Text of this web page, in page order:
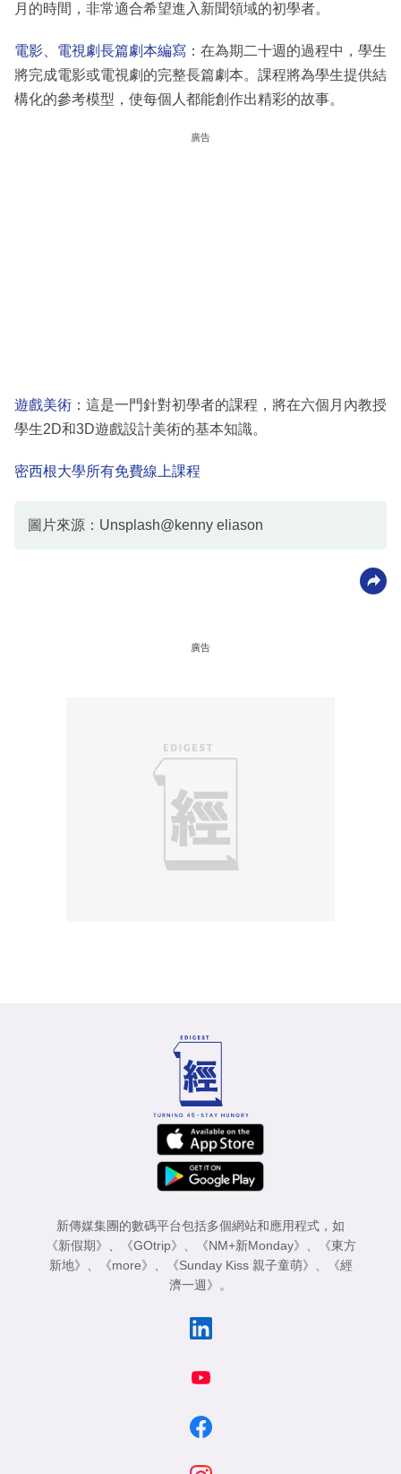
月的時間，非常適合希望進入新聞領域的初學者。
電影、電視劇長篇劇本編寫 ：在為期二十週的過程中，學生
將完成電影或電視劇的完整長篇劇本。課程將為學生提供結
構化的參考模型，使每個人都能創作出精彩的故事。
廣告
遊戲美術 ：這是一門針對初學者的課程，將在六個月內教授
學生2D和3D遊戲設計美術的基本知識。
密西根大學所有免費線上課程
圖片來源：Unsplash@kenny eliason
廣告
新傳媒集團的數碼平台包括多個網站和應用程式，如
《新假期》
《GOtrip》 《NM+新Monday》
《東方
新地》
《more》 《Sunday Kiss 親子童萌》
《經
濟一週》
。